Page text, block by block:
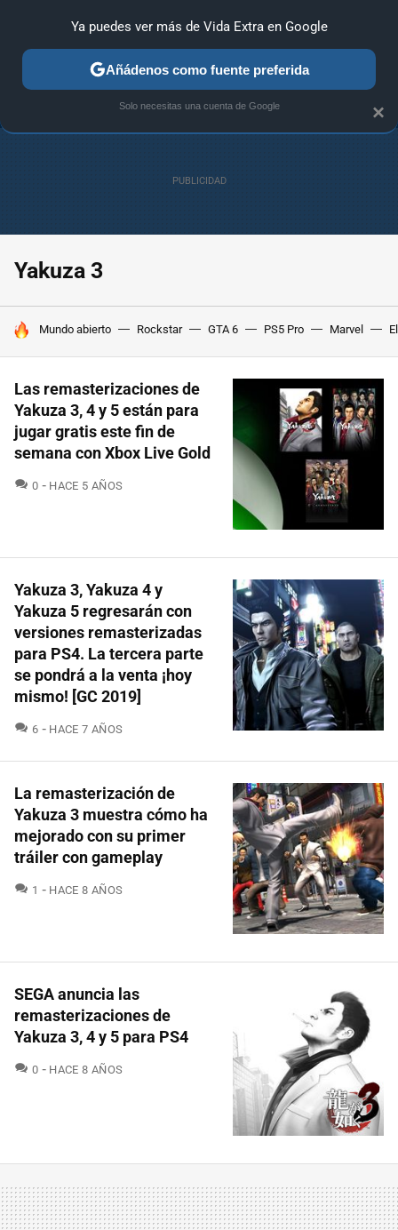
ANÁLISIS GUÍAS Y TRUCOS PC SONY NINTENDO
Yakuza 3
HOY SE HABLA DE
Mundo abierto Rockstar GTA 6 PS5 Pro Marvel
Las remasterizaciones de
Yakuza 3, 4 y 5 están para
jugar gratis este fin de
semana con Xbox Live Gold
0 COMENTARIOS
HACE 5 AÑOS
Yakuza 3, Yakuza 4 y
Yakuza 5 regresarán con
versiones remasterizadas
para PS4. La tercera parte
se pondrá a la venta ¡hoy
mismo! [GC 2019]
6 COMENTARIOS
HACE 7 AÑOS
La remasterización de
Yakuza 3 muestra cómo ha
mejorado con su primer
tráiler con gameplay
1 COMENTARIOS
HACE 8 AÑOS
SEGA anuncia las
remasterizaciones de
Yakuza 3, 4 y 5 para PS4
0 COMENTARIOS
HACE 8 AÑOS
×
Ya puedes ver más de Vida Extra en Google
Añádenos como fuente preferida
Solo necesitas una cuenta de Google